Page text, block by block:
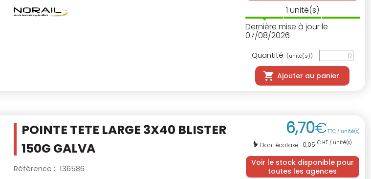
1 unité(s)
Dernière mise à jour le
07/08/2026
Quantité (unité(s))
Ajouter au panier
POINTE TETE LARGE 3X40 BLISTER
150G GALVA
Référence : 136586
6,70€TTC / unité(s)
Dont écotaxe : 0,05 € HT / unité(s)
Voir le stock disponible pour
toutes les agences